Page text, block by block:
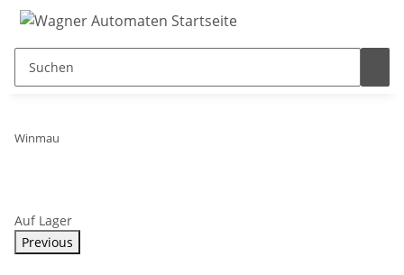
Winmau
Auf Lager
Previous